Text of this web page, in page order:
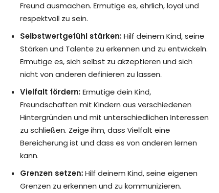
Freund ausmachen. Ermutige es, ehrlich, loyal und
respektvoll zu sein.
Selbstwertgefühl stärken:Hilf deinem Kind, seine
Stärken und Talente zu erkennen und zu entwickeln.
Ermutige es, sich selbst zu akzeptieren und sich
nicht von anderen definieren zu lassen.
Vielfalt fördern:Ermutige dein Kind,
Freundschaften mit Kindern aus verschiedenen
Hintergründen und mit unterschiedlichen Interessen
zu schließen. Zeige ihm, dass Vielfalt eine
Bereicherung ist und dass es von anderen lernen
kann.
Grenzen setzen:Hilf deinem Kind, seine eigenen
Grenzen zu erkennen und zu kommunizieren.